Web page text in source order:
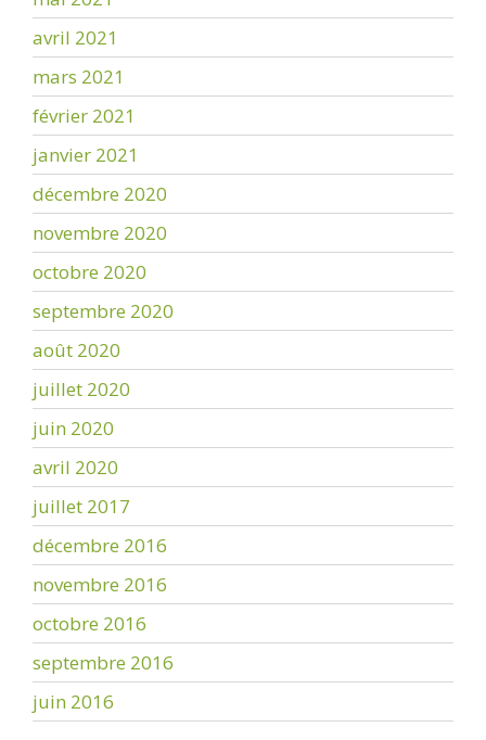
avril 2021
mars 2021
février 2021
janvier 2021
décembre 2020
novembre 2020
octobre 2020
septembre 2020
août 2020
juillet 2020
juin 2020
avril 2020
juillet 2017
décembre 2016
novembre 2016
octobre 2016
septembre 2016
juin 2016